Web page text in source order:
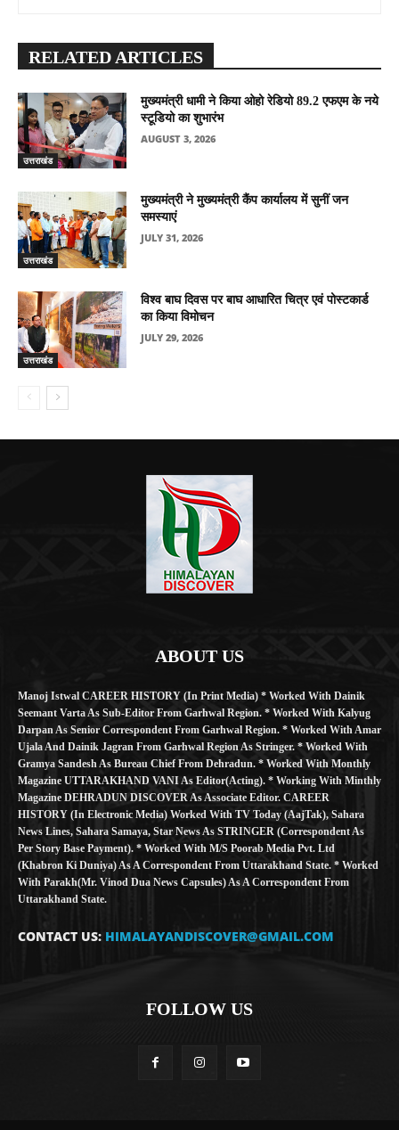
RELATED ARTICLES
उत्तराखंड
मुख्यमंत्री धामी ने किया ओहो रेडियो 89.2 एफएम के नये
स्टूडियो का शुभारंभ
AUGUST 3, 2026
उत्तराखंड
मुख्यमंत्री ने मुख्यमंत्री कैंप कार्यालय में सुनीं जन
समस्याएं
JULY 31, 2026
उत्तराखंड
विश्व बाघ दिवस पर बाघ आधारित चित्र एवं पोस्टकार्ड
का किया विमोचन
JULY 29, 2026
ABOUT US
Manoj Istwal CAREER HISTORY (in Print Media) * Worked With Dainik
Seemant Varta As Sub-Editor From Garhwal Region. * Worked With Kalyug
Darpan As Senior Correspondent From Garhwal Region. * Worked With Amar
Ujala And Dainik Jagran From Garhwal Region As Stringer. * Worked With
Gramya Sandesh As Bureau Chief From Dehradun. * Worked With Monthly
Magazine UTTARAKHAND VANI As Editor(Acting). * Working With Minthly
Magazine DEHRADUN DISCOVER As Associate Editor. CAREER
HISTORY (in Electronic Media) Worked With TV Today (AajTak), Sahara
News Lines, Sahara Samaya, Star News As STRINGER (Correspondent As
Per Story Base Payment). * Worked With M/S Poorab Media Pvt. Ltd
(Khabron Ki Duniya) As A Correspondent From Uttarakhand State. * Worked
With Parakh(Mr. Vinod Dua News Capsules) As A Correspondent From
Uttarakhand State.
CONTACT US: HIMALAYANDISCOVER@GMAIL.COM
FOLLOW US